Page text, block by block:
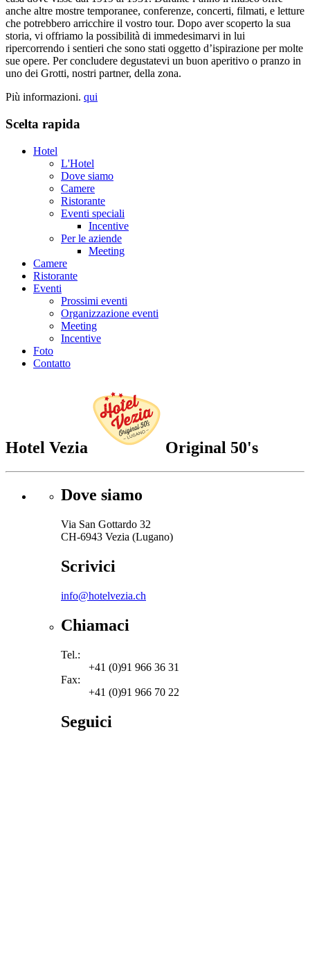
anche altre mostre temporanee, conferenze, concerti, filmati, e letture
che potrebbero arricchire il vostro tour. Dopo aver scoperto la sua
storia, vi offriamo la possibilità di immedesimarvi in lui
ripercorrendo i sentieri che sono stati oggetto d’ispirazione per molte
sue opere. Per concludere degustatevi un buon aperitivo o pranzo in
uno dei Grotti, nostri partner, della zona.
Più informazioni. qui
Scelta rapida
Hotel
L'Hotel
Dove siamo
Camere
Ristorante
Eventi speciali
Incentive
Per le aziende
Meeting
Camere
Ristorante
Eventi
Prossimi eventi
Organizzazione eventi
Meeting
Incentive
Foto
Contatto
Hotel Vezia Original 50's
Dove siamo
Via San Gottardo 32
CH-6943 Vezia (Lugano)
Scrivici
info@hotelvezia.ch
Chiamaci
Tel.:
+41 (0)91 966 36 31
Fax:
+41 (0)91 966 70 22
Seguici